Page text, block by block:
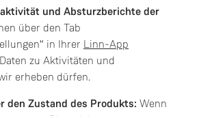
und Absturzberichte der
über den Tab
in Ihrer Linn-App
zu Aktivitäten und
erheben dürfen.
den Zustand des Produkts: Wenn